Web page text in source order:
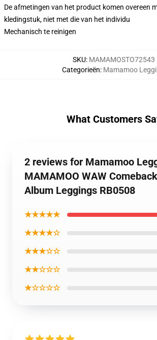
De afmetingen van het product komen overeen
kledingstuk, niet met die van het individu
Mechanisch te reinigen
SKU: MAMAMOSTO72543
Categorieën: Mamamoo
What Customers
2 reviews for Mamamoo
MAMAMOO WAW
Album Leggings RB0508
★★★★★
★★★★☆
★★★☆☆
★★☆☆☆
★☆☆☆☆